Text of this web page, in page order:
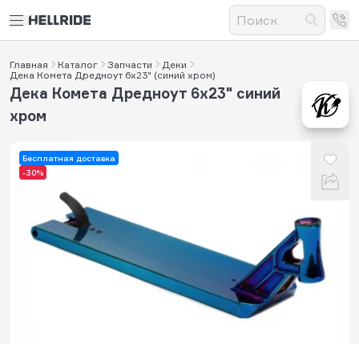
Главная Каталог Запчасти
Деки
Дека Комета Дредноут 6x23" (синий хром)
Бесплатная доставка
-30%
Дека Комета Дредноут 6x23" синий
хром